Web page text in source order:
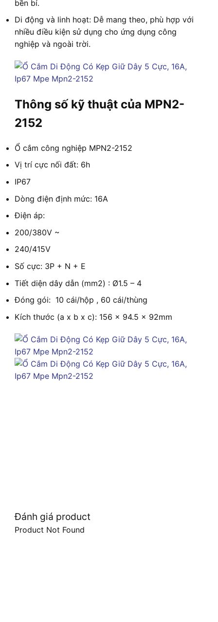
bền bỉ.
Di động và linh hoạt: Dễ mang theo, phù hợp với
nhiều điều kiện sử dụng cho ứng dụng công
nghiệp và ngoài trời.
Thông số kỹ thuật của MPN2-
2152
Ổ cắm công nghiệp MPN2-2152
Vị trí cực nối đất: 6h
IP67
Dòng điện định mức: 16A
Điện áp:
200/380V ~
240/415V
Số cực: 3P + N + E
Tiết diện dây dẫn (mm2) : Ø1.5 – 4
Đóng gói: 10 cái/hộp , 60 cái/thùng
Kích thước (a x b x c): 156 x 94.5 x 92mm
Đánh giá product
Product Not Found